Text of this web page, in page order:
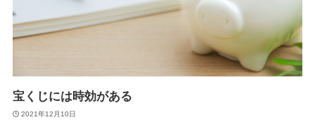
宝くじには時効がある
2021年12月10日